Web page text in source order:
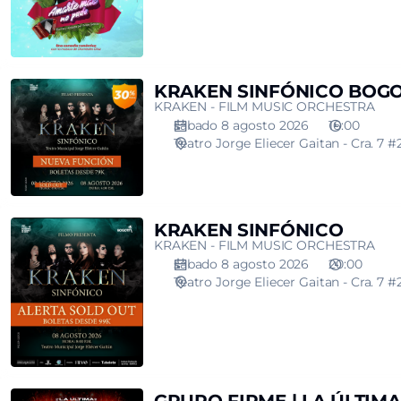
KRAKEN
SINFÓNICO
BOGOTÁ
KRAKEN SINFÓNICO
KRAKEN - FILM MUSIC ORCHESTRA
sábado 8 agosto 2026
16:00
Teatro Jorge Eliecer Gaitan - Cra. 7
KRAKEN
SINFÓNICO
KRAKEN SINFÓNICO
KRAKEN - FILM MUSIC ORCHESTRA
sábado 8 agosto 2026
20:00
Teatro Jorge Eliecer Gaitan - Cra. 7